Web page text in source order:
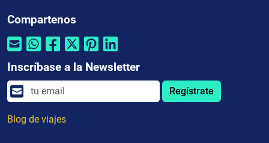
Compartenos
Inscríbase a la Newsletter
Regístrate
Blog de viajes